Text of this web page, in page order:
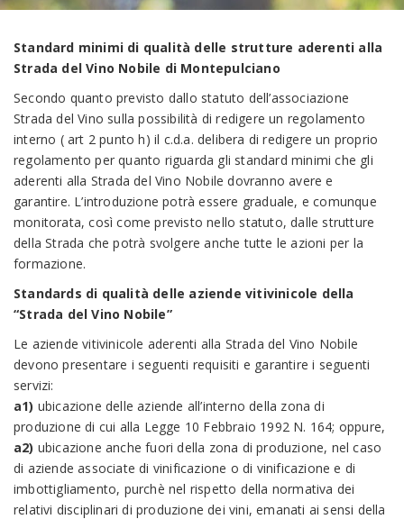
Standard minimi di qualità delle strutture aderenti alla
Strada del Vino Nobile di Montepulciano
Secondo quanto previsto dallo statuto dell’associazione
Strada del Vino sulla possibilità di redigere un regolamento
interno ( art 2 punto h) il c.d.a. delibera di redigere un proprio
regolamento per quanto riguarda gli standard minimi che gli
aderenti alla Strada del Vino Nobile dovranno avere e
garantire. L’introduzione potrà essere graduale, e comunque
monitorata, così come previsto nello statuto, dalle strutture
della Strada che potrà svolgere anche tutte le azioni per la
formazione.
Standards di qualità delle aziende vitivinicole della
“Strada del Vino Nobile”
Le aziende vitivinicole aderenti alla Strada del Vino Nobile
devono presentare i seguenti requisiti e garantire i seguenti
servizi:
a1) ubicazione delle aziende all’interno della zona di
produzione di cui alla Legge 10 Febbraio 1992 N. 164; oppure,
a2) ubicazione anche fuori della zona di produzione, nel caso
di aziende associate di vinificazione o di vinificazione e di
imbottigliamento, purchè nel rispetto della normativa dei
relativi disciplinari di produzione dei vini, emanati ai sensi della